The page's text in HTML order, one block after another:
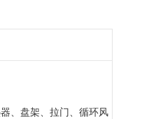
、盘架、拉门、循环风